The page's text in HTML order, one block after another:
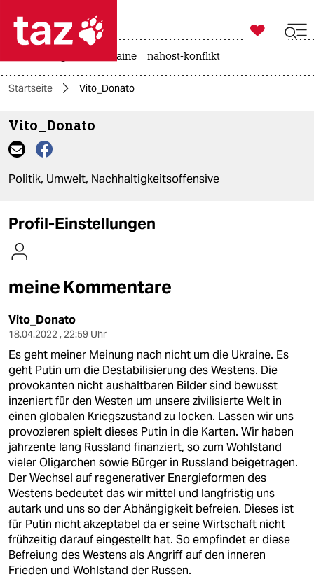
 taz zahl ich
taz zahl ich
themen
politik
gesellschaft
kultur
sport
berlin
nord
wahrheit
verlag
verlag
veranstaltungen
shop
fragen & hilfe
unterstützen
abo

taz zahl ich
krieg in der ukraine nahost-konflikt
Startseite Vito_Donato
Vito_Donato
Politik, Umwelt, Nachhaltigkeitsoffensive
Profil-Einstellungen
meine Kommentare
Vito_Donato
18.04.2022 , 22:59 Uhr
Es geht meiner Meinung nach nicht um die Ukraine. Es
geht Putin um die Destabilisierung des Westens. Die
provokanten nicht aushaltbaren Bilder sind bewusst
inzeniert für den Westen um unsere zivilisierte Welt in
einen globalen Kriegszustand zu locken. Lassen wir uns
provozieren spielt dieses Putin in die Karten. Wir haben
jahrzente lang Russland finanziert, so zum Wohlstand
vieler Oligarchen sowie Bürger in Russland beigetragen.
Der Wechsel auf regenerativer Energieformen des
Westens bedeutet das wir mittel und langfristig uns
autark und uns so der Abhängigkeit befreien. Dieses ist
für Putin nicht akzeptabel da er seine Wirtschaft nicht
frühzeitig darauf eingestellt hat. So empfindet er diese
Befreiung des Westens als Angriff auf den inneren
Frieden und Wohlstand der Russen.